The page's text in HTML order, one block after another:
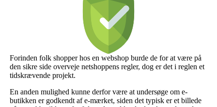
Forinden folk shopper hos en webshop burde de for at være på
den sikre side overveje netshoppens regler, dog er det i reglen et
tidskrævende projekt.
En anden mulighed kunne derfor være at undersøge om e-
butikken er godkendt af e-mærket, siden det typisk er et billede